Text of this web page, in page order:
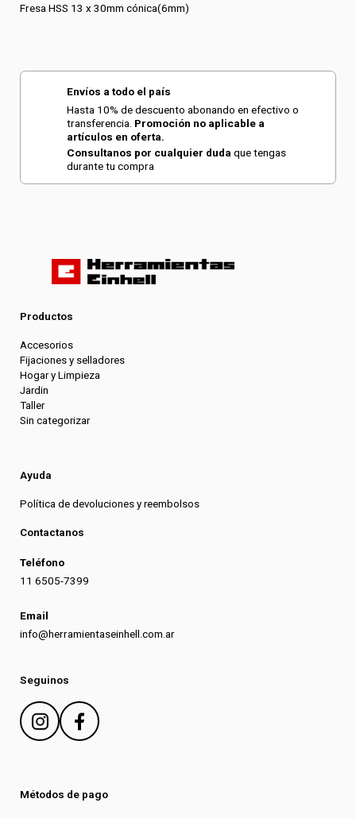
Fresa HSS 13 x 30mm cónica(6mm)
Envíos a todo el país
Hasta 10% de descuento abonando en efectivo o
transferencia. Promoción no aplicable a
artículos en oferta.
Consultanos por cualquier duda que tengas
durante tu compra
Productos
Accesorios
Fijaciones y selladores
Hogar y Limpieza
Jardin
Taller
Sin categorizar
Ayuda
Política de devoluciones y reembolsos
Contactanos
Teléfono
11 6505-7399
Email
info@herramientaseinhell.com.ar
Seguinos
Métodos de pago